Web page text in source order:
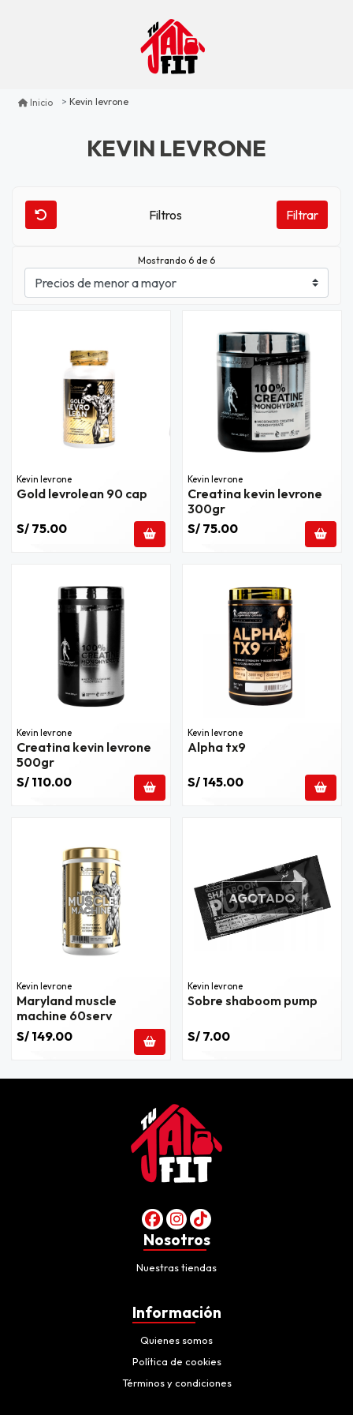
Inicio Kevin levrone
KEVIN LEVRONE
Filtros Filtrar
Mostrando 6 de 6
Kevin levrone
Gold levrolean 90 cap
S/ 75.00
Kevin levrone
Creatina kevin levrone
300gr
S/ 75.00
Kevin levrone
Creatina kevin levrone
500gr
S/ 110.00
Kevin levrone
Alpha tx9
S/ 145.00
Kevin levrone
Maryland muscle
machine 60serv
S/ 149.00
AGOTADO
Kevin levrone
Sobre shaboom pump
S/ 7.00
Nosotros
Nuestras tiendas
Información
Quienes somos
Política de cookies
Términos y condiciones